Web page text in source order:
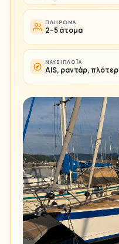
ΠΛΉΡΩΜΑ
2–5 άτομα
ΝΑΥΣΙΠΛΟΪ́Α
AIS, ραντάρ, πλότερ